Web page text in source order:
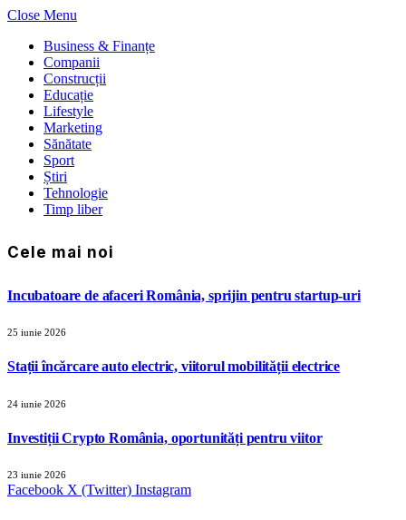
Close Menu
Business & Finanțe
Companii
Construcții
Educație
Lifestyle
Marketing
Sănătate
Sport
Știri
Tehnologie
Timp liber
Cele mai noi
Incubatoare de afaceri România, sprijin pentru startup-uri
25 iunie 2026
Stații încărcare auto electric, viitorul mobilității electrice
24 iunie 2026
Investiții Crypto România, oportunități pentru viitor
23 iunie 2026
Facebook X (Twitter) Instagram